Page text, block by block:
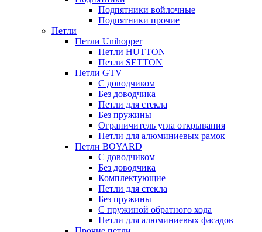
Подпятники войлочные
Подпятники прочие
Петли
Петли Unihopper
Петли HUTTON
Петли SETTON
Петли GTV
С доводчиком
Без доводчика
Петли для стекла
Без пружины
Ограничитель угла открывания
Петли для алюминиевых рамок
Петли BOYARD
С доводчиком
Без доводчика
Комплектующие
Петли для стекла
Без пружины
С пружиной обратного хода
Петли для алюминиевых фасадов